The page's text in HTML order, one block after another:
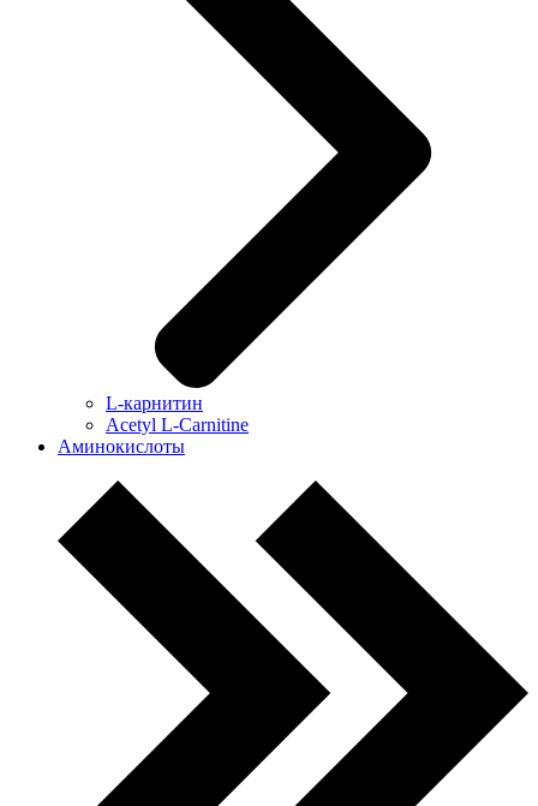
L-карнитин
Acetyl L-Carnitine
Аминокислоты